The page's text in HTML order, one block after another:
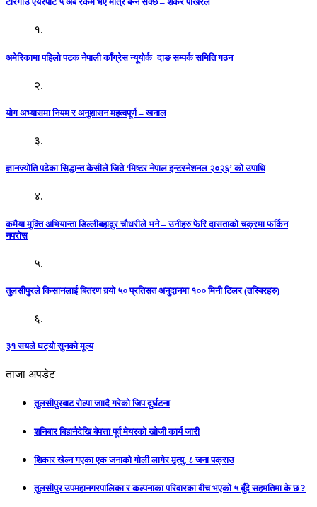
१.
अमेरिकामा पहिलो पटक नेपाली काँग्रेस न्यूयोर्क–दाङ सम्पर्क समिति गठन
२.
योग अभ्यासमा नियम र अनुशासन महत्वपूर्ण – खनाल
३.
ज्ञानज्योति पढेका सिद्धान्त केसीले जिते ‘मिष्टर नेपाल इन्टरनेशनल २०२६’ को उपाधि
४.
कमैया मुक्ति अभियान्ता डिल्लीबहादुर चौधरीले भने – उनीहरु फेरि दासताको चक्रमा फर्किन
नपरोस
५.
तुलसीपुरले किसानलाई बितरण गर्‍यो ५० प्रतिसत अनुदानमा १०० मिनी टिलर (तस्बिरहरु)
६.
३१ सयले घट्यो सुनको मूल्य
ताजा अपडेट
तुलसीपुरबाट रोल्पा जाादै गरेको जिप दुर्घटना
शनिबार बिहानैदेखि बेपत्ता पूर्व मेयरको खोजी कार्य जारी
शिकार खेल्न गएका एक जनाको गोली लागेर मृत्यु, ८ जना पक्राउ
तुलसीपुर उपमहानगरपालिका र कल्पनाका परिवारका बीच भएको ५ बुँदे सहमतिमा के छ ?